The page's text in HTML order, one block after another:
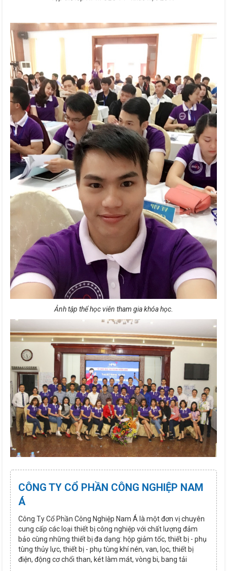
Ảnh tập thể học viên tham gia khóa học.
CÔNG TY CỔ PHẦN CÔNG NGHIỆP NAM
Á
Công Ty Cổ Phần Công Nghiệp Nam Á là một đơn vị chuyên
cung cấp các loại thiết bị công nghiệp với chất lượng đảm
bảo cùng những thiết bị đa dạng: hộp giảm tốc, thiết bị - phụ
tùng thủy lực, thiết bị - phụ tùng khí nén, van, lọc, thiết bị
điện, động cơ chổi than, két làm mát, vòng bi, bang tải